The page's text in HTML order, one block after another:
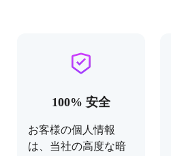
100% 安全
お客様の個人情報
は、当社の高度な暗